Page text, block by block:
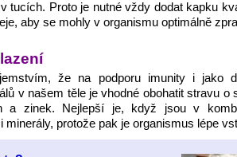
tucích. Proto je nutné vždy dodat kapku
aby se mohly v organismu optimálně
že na podporu imunity i jako
v našem těle je vhodné obohatit stravu o
a zinek. Nejlepší je, když jsou v
minerály, protože pak je organismus lépe